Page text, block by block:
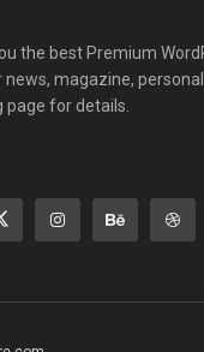
the best Premium
magazine,
page for details.